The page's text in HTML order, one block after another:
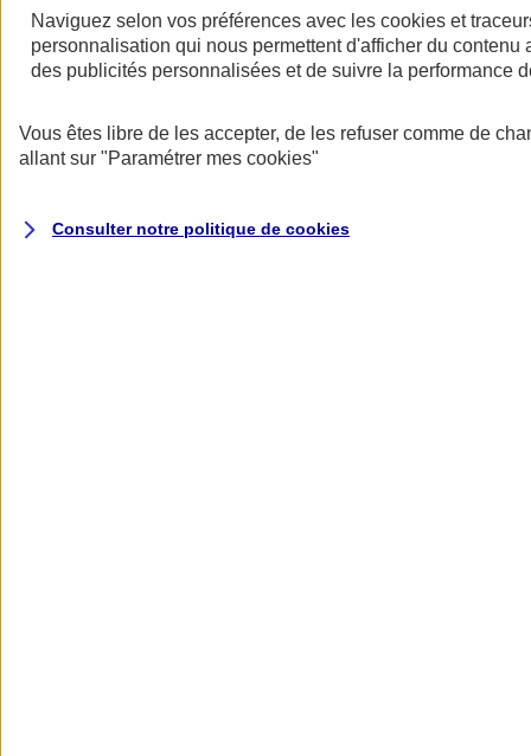
AXA Assurance
Naviguez selon vos préférences avec les cookies et
personnalisation qui nous permettent d'afficher du contenu
des publicités personnalisées et de suivre la performance
Vous êtes libre de les accepter, de les refuser comme de
allant sur "Paramétrer mes cookies"
Consulter notre politique de cookies